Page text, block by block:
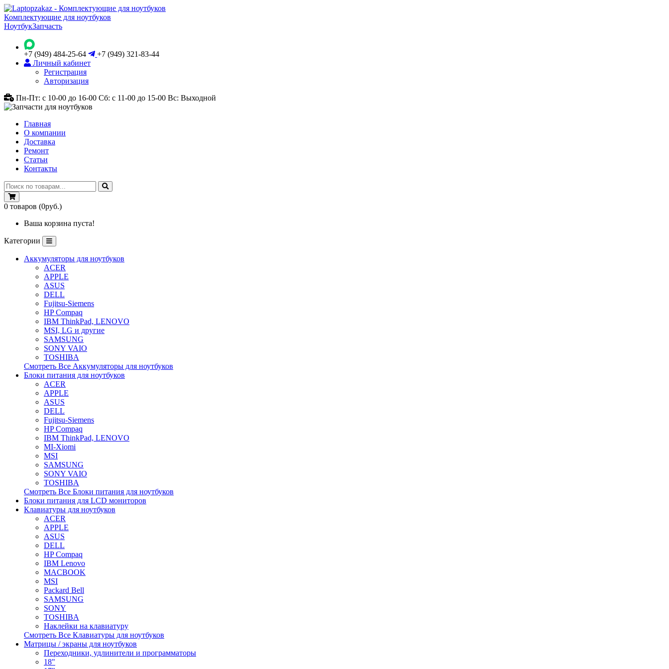
Комплектующие для ноутбуков
НоутбукЗапчасть
+7 (949) 484-25-64
+7 (949) 321-83-44
Личный кабинет
Регистрация
Авторизация
Пн-Пт: с 10-00 до 16-00 Сб: с 11-00 до 15-00 Вс: Выходной
Главная
О компании
Доставка
Ремонт
Статьи
Контакты
0 товаров (0руб.)
Ваша корзина пуста!
Категории
Аккумуляторы для ноутбуков
ACER
APPLE
ASUS
DELL
Fujitsu-Siemens
HP Compaq
IBM ThinkPad, LENOVO
MSI, LG и другие
SAMSUNG
SONY VAIO
TOSHIBA
Смотреть Все Аккумуляторы для ноутбуков
Блоки питания для ноутбуков
ACER
APPLE
ASUS
DELL
Fujitsu-Siemens
HP Compaq
IBM ThinkPad, LENOVO
MI-Xiomi
MSI
SAMSUNG
SONY VAIO
TOSHIBA
Смотреть Все Блоки питания для ноутбуков
Блоки питания для LCD мониторов
Клавиатуры для ноутбуков
ACER
APPLE
ASUS
DELL
HP Compaq
IBM Lenovo
MACBOOK
MSI
Packard Bell
SAMSUNG
SONY
TOSHIBA
Наклейки на клавиатуру
Смотреть Все Клавиатуры для ноутбуков
Матрицы / экраны для ноутбуков
Переходники, удлинители и программаторы
18"